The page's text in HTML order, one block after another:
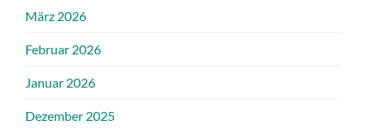
März 2026
Februar 2026
Januar 2026
Dezember 2025